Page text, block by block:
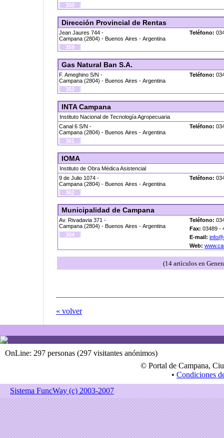
[ · 350 · ]
Dirección Provincial de Rentas
Jean Jaures 744 -
Campana (2804) - Buenos Aires - Argentina
[ · 359 · ]
Teléfono:
Gas Natural Ban S.A.
F. Ameghino S/N -
Campana (2804) - Buenos Aires - Argentina
[ · 352 · ]
Teléfono:
INTA Campana
Instituto Nacional de Tecnología Agropecuaria
Canal 6 S/N -
Campana (2804) - Buenos Aires - Argentina
[ · 361 · ]
Teléfono:
IOMA
Instituto de Obra Médica Asistencial
9 de Julio 1074 -
Campana (2804) - Buenos Aires - Argentina
[ · 362 · ]
Teléfono:
Municipalidad de Campana
Av. Rivadavia 371 -
Campana (2804) - Buenos Aires - Argentina
[ · 304 · ]
Teléfono:
Fax: 03489 -
E-mail:
Web:
(14 artículos en
« volver
OnLine: 297 personas (297 visitantes anónimos)
© Portal de Campana,
• Condiciones
Sistema FuncWay (c) 2003-2007